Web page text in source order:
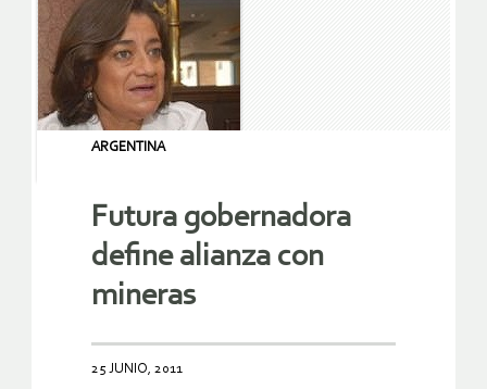
ARGENTINA
Futura gobernadora
define alianza con
mineras
25 JUNIO, 2011